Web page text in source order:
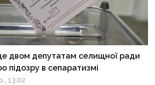
двом депутатам селищної ради
підозру в сепаратизмі
13:02